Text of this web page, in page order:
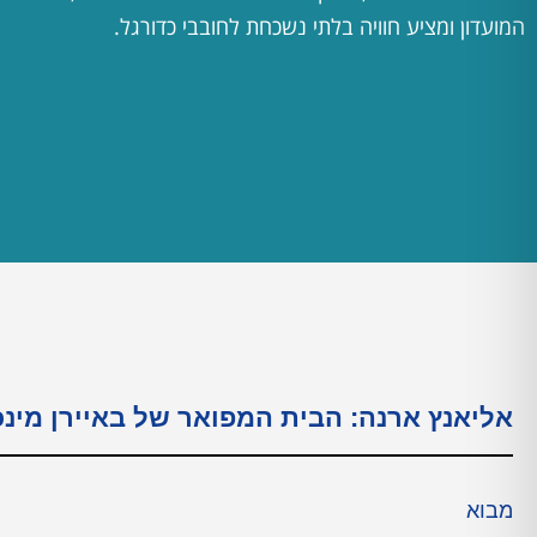
המועדון ומציע חוויה בלתי נשכחת לחובבי כדורגל.
אליאנץ ארנה: הבית המפואר של באיירן
מבוא